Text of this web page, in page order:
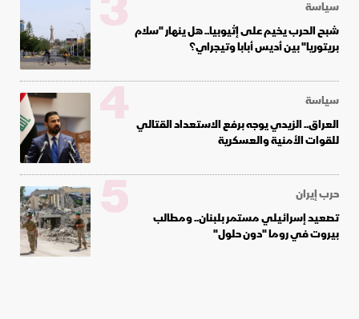
سياسة
شبح الحرب يخيم على إثيوبيا.. هل ينهار "سلام
بريتوريا" بين أديس أبابا وتيجراي؟
سياسة
العراق.. الزيدي يوجه برفع الاستعداد القتالي
للقوات الأمنية والعسكرية
4
حرب إيران
تصعيد إسرائيلي مستمر بلبنان.. ومطالب
بيروت في روما "دون حلول"
5